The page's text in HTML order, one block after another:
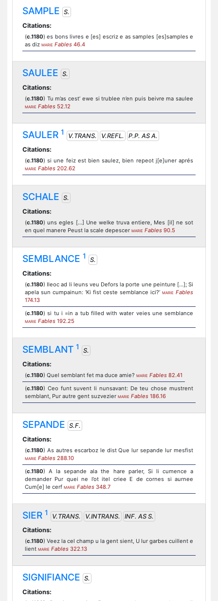
SAMPLE S.
Citations:
(c.1180) es bons livres e [es] escriz e as samples [es]samples e
as diz MARIE Fables 46.4
SAULEE S.
Citations:
(c.1180) Tu m’as cest’ ewe si trublee n’en puis beivre ma saulee
MARIE Fables 52.12
SAULER 1 V.TRANS. V.REFL.
P.P. AS A.
Citations:
(c.1180) si une feiz est bien saulez, bien repeot j[e]uner aprés
MARIE Fables 202.62
SCHALE S.
Citations:
(c.1180) uns egles [...] Une welke truva entiere, Mes [il] ne sot
en quel manere Peust la scale depescer MARIE Fables 90.5
SEMBLANCE 1
S.
Citations:
(c.1180) Ileoc ad li leuns veu Defors la porte une peinture [...]; Si
apela sun cumpainun: ‘Ki fist ceste semblance ici?’ MARIE Fables
174.13
(c.1180) si tu i =in a tub filled with water veies une semblance
MARIE Fables 192.25
SEMBLANT 1
S.
Citations:
(c.1180) Quel semblant fet ma duce amie? MARIE Fables 82.41
(c.1180) Ceo funt suvent li nunsavant: De teu chose mustrent
semblant, Pur autre gent suzvezier MARIE Fables 186.16
SEPANDE S.F.
Citations:
(c.1180) As autres escarboz le dist Que lur sepande lur mesfist
MARIE Fables 288.10
(c.1180) A la sepande ala the hare parler, Si li cumence a
demander Pur quei ne l’ot itel criee E de cornes si aurnee
Cum[e] le cerf MARIE Fables 348.7
SIER 1 V.TRANS. V.INTRANS.
INF. AS S.
Citations:
(c.1180) Veez la cel champ u la gent sient, U lur garbes cuillent e
lient MARIE Fables 322.13
SIGNIFIANCE S.
Citations: